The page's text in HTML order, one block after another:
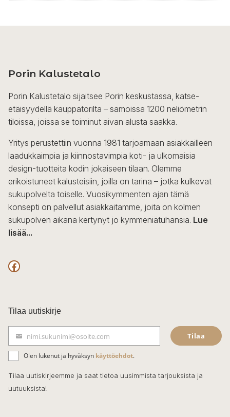
Porin Kalustetalo
Porin Kalustetalo sijaitsee Porin keskustassa, katse-
etäisyydellä kauppatorilta – samoissa 1200 neliömetrin
tiloissa, joissa se toiminut aivan alusta saakka.
Yritys perustettiin vuonna 1981 tarjoamaan asiakkailleen
laadukkaimpia ja kiinnostavimpia koti- ja ulkomaisia
design-tuotteita kodin jokaiseen tilaan. Olemme
erikoistuneet kalusteisiin, joilla on tarina – jotka kulkevat
sukupolvelta toiselle. Vuosikymmenten ajan tämä
konsepti on palvellut asiakkaitamme, joita on kolmen
sukupolven aikana kertynyt jo kymmeniätuhansia. Lue
lisää...
F
c
e
b
o
o
k
Tilaa uutiskirje
ä
h
k
nimi.sukunimi@osoite.com Tilaa
Olen lukenut ja hyväksyn käyttöehdot.
Tilaa uutiskirjeemme ja saat tietoa uusimmista tarjouksista ja
uutuuksista!